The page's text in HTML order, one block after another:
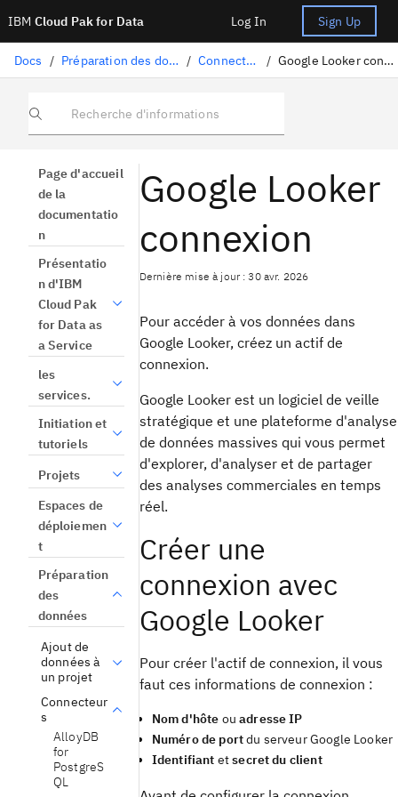
IBM Cloud Pak for Data Log In Sign Up
Docs / Préparation des données / Connecteurs / Google Looker connexion
Recherche d'informations
Page d'accueil
de la
documentatio
n
Présentatio
n d'IBM
Cloud Pak
for Data as
a Service
les
services.
Initiation et
tutoriels
Projets
Espaces de
déploiemen
t
Préparation
des
données
Ajout de
données à
un projet
Connecteur
s
AlloyDB
for
PostgreS
QL
Google Looker
connexion
Dernière mise à jour : 30 avr. 2026
Pour accéder à vos données dans
Google Looker, créez un actif de
connexion.
Google Looker est un logiciel de veille
stratégique et une plateforme d'analyse
de données massives qui vous permet
d'explorer, d'analyser et de partager
des analyses commerciales en temps
réel.
Créer une
connexion avec
Google Looker
Pour créer l'actif de connexion, il vous
faut ces informations de connexion :
Nom d'hôte ouadresse IP
Numéro de portdu serveur Google Looker
Identifiant etsecret du client